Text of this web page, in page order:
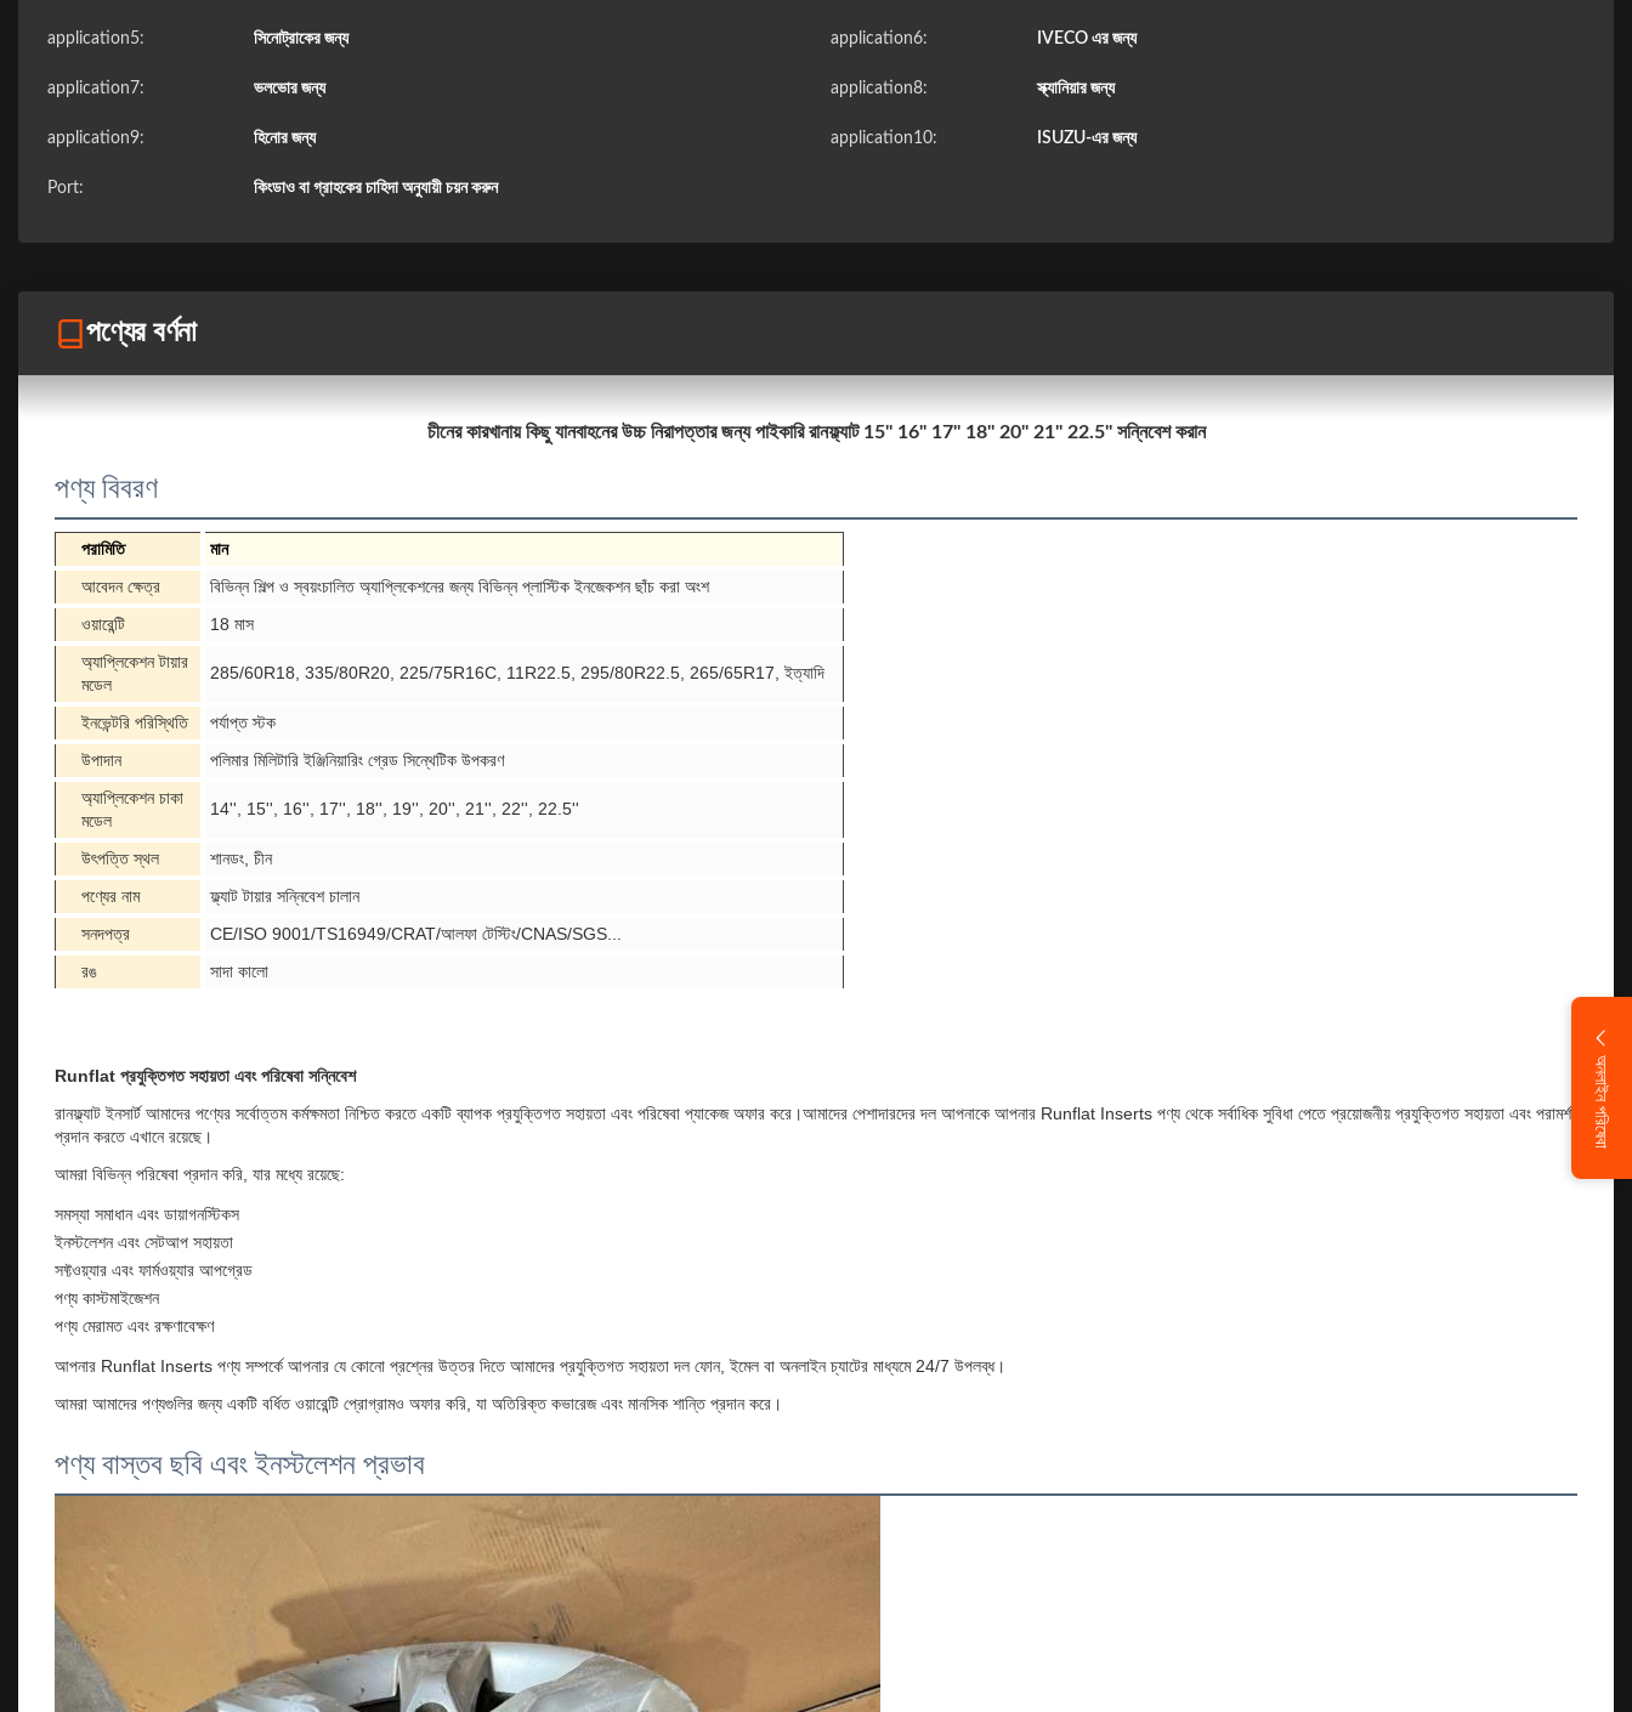
অনলাইন পরিষেবা
application5: সিনোট্রাকের জন্য application6: IVECO এর জন্য
application7: ভলভোর জন্য application8: স্ক্যানিয়ার জন্য
application9: হিনোর জন্য application10: ISUZU-এর জন্য
Port: কিংডাও বা গ্রাহকের চাহিদা অনুযায়ী চয়ন করুন
পণ্যের বর্ণনা
চীনের কারখানায় কিছু যানবাহনের উচ্চ নিরাপত্তার জন্য পাইকারি রানফ্ল্যাট 15'' 16'' 17'' 18'' 20'' 21'' 22.5'' সন্নিবেশ করান
পণ্য বিবরণ
পরামিতি
মান
আবেদন ক্ষেত্র
বিভিন্ন শিল্প ও স্বয়ংচালিত অ্যাপ্লিকেশনের জন্য বিভিন্ন প্লাস্টিক ইনজেকশন ছাঁচ করা অংশ
ওয়ারেন্টি
18 মাস
অ্যাপ্লিকেশন টায়ার
মডেল
285/60R18, 335/80R20, 225/75R16C, 11R22.5, 295/80R22.5, 265/65R17, ইত্যাদি
ইনভেন্টরি পরিস্থিতি
পর্যাপ্ত স্টক
উপাদান
পলিমার মিলিটারি ইঞ্জিনিয়ারিং গ্রেড সিন্থেটিক উপকরণ
অ্যাপ্লিকেশন চাকা
মডেল
14'', 15'', 16'', 17'', 18'', 19'', 20'', 21'', 22'', 22.5''
উৎপত্তি স্থল
শানডং, চীন
পণ্যের নাম
ফ্ল্যাট টায়ার সন্নিবেশ চালান
সনদপত্র
CE/ISO 9001/TS16949/CRAT/আলফা টেস্টিং/CNAS/SGS...
রঙ
সাদা কালো
Runflat প্রযুক্তিগত সহায়তা এবং পরিষেবা সন্নিবেশ
রানফ্ল্যাট ইনসার্ট আমাদের পণ্যের সর্বোত্তম কর্মক্ষমতা নিশ্চিত করতে একটি ব্যাপক প্রযুক্তিগত সহায়তা এবং পরিষেবা প্যাকেজ অফার করে।আমাদের পেশাদারদের দল আপনাকে আপনার Runflat Inserts পণ্য থেকে সর্বাধিক সুবিধা পেতে প্রয়োজনীয় প্রযুক্তিগত সহায়তা এবং পরামর্শ
প্রদান করতে এখানে রয়েছে।
আমরা বিভিন্ন পরিষেবা প্রদান করি, যার মধ্যে রয়েছে:
সমস্যা সমাধান এবং ডায়াগনস্টিকস
ইনস্টলেশন এবং সেটআপ সহায়তা
সফ্টওয়্যার এবং ফার্মওয়্যার আপগ্রেড
পণ্য কাস্টমাইজেশন
পণ্য মেরামত এবং রক্ষণাবেক্ষণ
আপনার Runflat Inserts পণ্য সম্পর্কে আপনার যে কোনো প্রশ্নের উত্তর দিতে আমাদের প্রযুক্তিগত সহায়তা দল ফোন, ইমেল বা অনলাইন চ্যাটের মাধ্যমে 24/7 উপলব্ধ।
আমরা আমাদের পণ্যগুলির জন্য একটি বর্ধিত ওয়ারেন্টি প্রোগ্রামও অফার করি, যা অতিরিক্ত কভারেজ এবং মানসিক শান্তি প্রদান করে।
পণ্য বাস্তব ছবি এবং ইনস্টলেশন প্রভাব